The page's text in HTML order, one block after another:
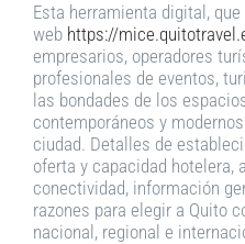
Esta herramienta digital,
web https://
empresarios, operadores
profesionales de eventos,
las bondades de los
contemporáneos y
ciudad. Detalles de
oferta y capacidad hotelera,
conectividad, información
razones para elegir a Quito
nacional, regional e